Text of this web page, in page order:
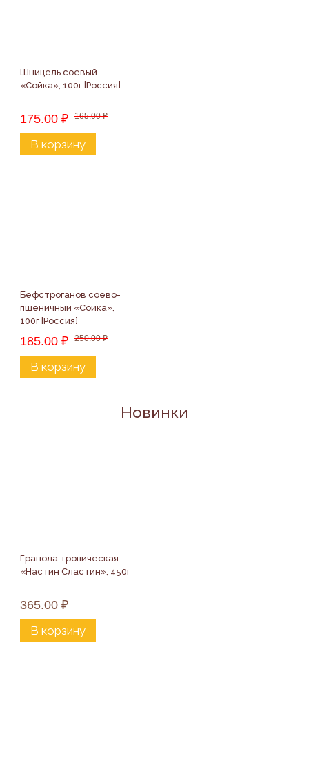
Шницель соевый
«Сойка», 100г [Россия]
175.00 ₽ 165.00₽
В корзину
Бефстроганов соево-
пшеничный «Сойка»,
100г [Россия]
185.00 ₽ 250.00₽
В корзину
Новинки
Гранола тропическая
«Настин Сластин», 450г
365.00 ₽
В корзину